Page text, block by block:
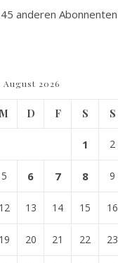
anderen Abonnenten
August 2026
M D F S S
1 2
5 6 7 8 9
12 13 14 15 16
19 20 21 22 23